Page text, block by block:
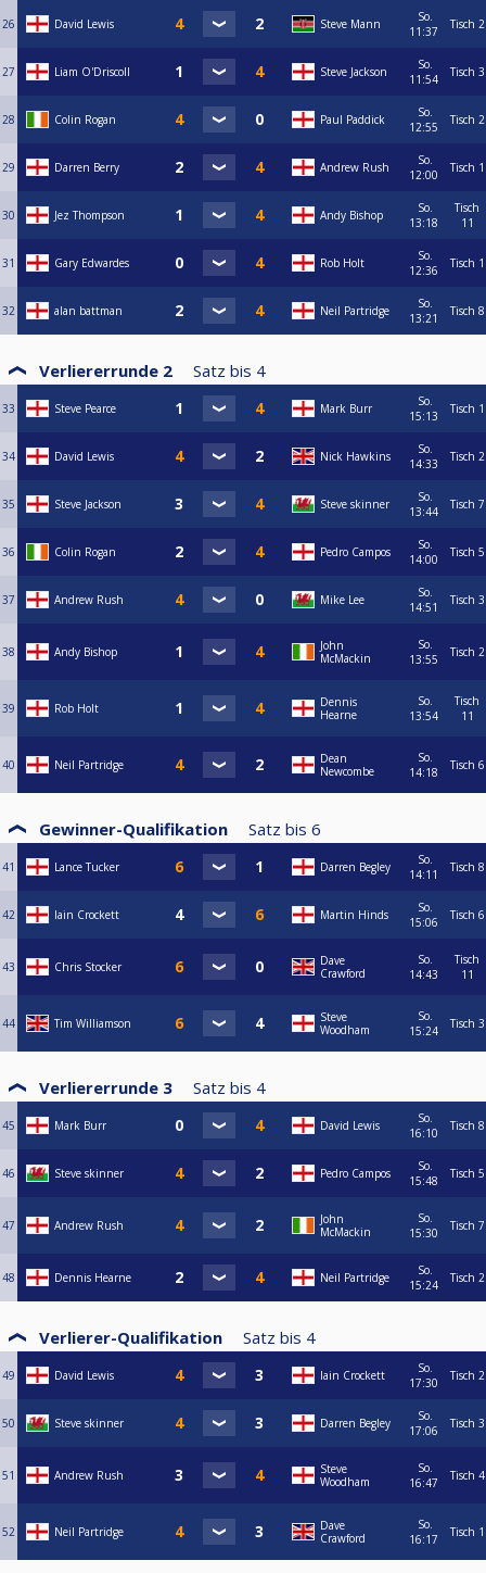
26 David Lewis Steve Mann
So.
11:37
Tisch 2
27 Liam O'Driscoll Steve Jackson
So.
11:54
Tisch 3
28 Colin Rogan Paul Paddick
So.
12:55
Tisch 2
29 Darren Berry Andrew Rush
So.
12:00
Tisch 1
30 Jez Thompson Andy Bishop
So.
13:18
Tisch
11
31 Gary Edwardes Rob Holt
So.
12:36
Tisch 1
32 alan battman Neil Partridge
So.
13:21
Tisch 8
Verliererrunde 2 Satz bis 4
33 Steve Pearce Mark Burr
So.
15:13
Tisch 1
34 David Lewis Nick Hawkins
So.
14:33
Tisch 2
35 Steve Jackson Steve skinner
So.
13:44
Tisch 7
36 Colin Rogan Pedro Campos
So.
14:00
Tisch 5
37 Andrew Rush Mike Lee
So.
14:51
Tisch 3
38 Andy Bishop
John
McMackin
So.
13:55
Tisch 2
39 Rob Holt
Dennis
Hearne
So.
13:54
Tisch
11
40 Neil Partridge
Dean
Newcombe
So.
14:18
Tisch 6
Gewinner-Qualifikation Satz bis 6
41 Lance Tucker Darren Begley
So.
14:11
Tisch 8
42 Iain Crockett Martin Hinds
So.
15:06
Tisch 6
43 Chris Stocker
Dave
Crawford
So.
14:43
Tisch
11
44 Tim Williamson
Steve
Woodham
So.
15:24
Tisch 3
Verliererrunde 3 Satz bis 4
45 Mark Burr David Lewis
So.
16:10
Tisch 8
46 Steve skinner Pedro Campos
So.
15:48
Tisch 5
47 Andrew Rush
John
McMackin
So.
15:30
Tisch 7
48 Dennis Hearne Neil Partridge
So.
15:24
Tisch 2
Verlierer-Qualifikation Satz bis 4
49 David Lewis Iain Crockett
So.
17:30
Tisch 2
50 Steve skinner Darren Begley
So.
17:06
Tisch 3
51 Andrew Rush
Steve
Woodham
So.
16:47
Tisch 4
52 Neil Partridge
Dave
Crawford
So.
16:17
Tisch 1